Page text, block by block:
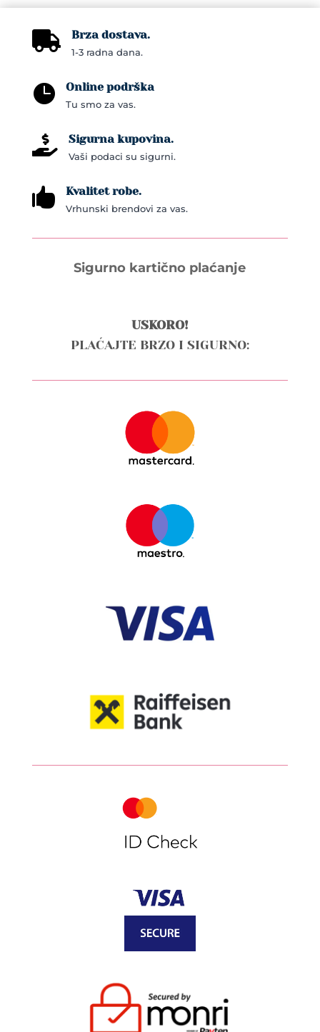
 Brza dostava.
1-3 radna dana.
 Online podrška
Tu smo za vas.
 Sigurna kupovina.
Vaši podaci su sigurni.
 Kvalitet robe.
Vrhunski brendovi za vas.
Sigurno kartično plaćanje
USKORO!
PLAĆAJTE BRZO I SIGURNO: